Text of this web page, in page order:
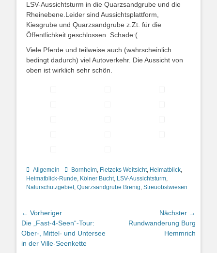
LSV-Aussichtsturm in die Quarzsandgrube und die
Rheinebene.Leider sind Aussichtsplattform,
Kiesgrube und Quarzsandgrube z.Zt. für die
Öffentlichkeit geschlossen. Schade:(
Viele Pferde und teilweise auch (wahrscheinlich
bedingt dadurch) viel Autoverkehr. Die Aussicht von
oben ist wirklich sehr schön.
Kategorien
Allgemein Schlagworte
Bornheim, Fietzeks Weitsicht, Heimatblick,
Heimatblick-Runde, Kölner Bucht, LSV-Aussichtsturm,
Naturschutzgebiet, Quarzsandgrube Brenig, Streuobstwiesen
Beitragsnavigation
← Vorheriger
Vorheriger
Beitrag:
Die „Fast-4-Seen“-Tour:
Ober-, Mittel- und Untersee
in der Ville-Seenkette
Nächster →
NächsterRundwanderung Burg
Hemmrich